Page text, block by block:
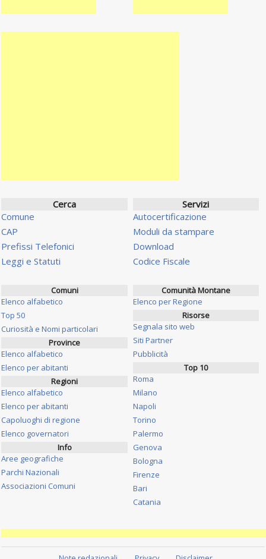
Cerca
Comune
CAP
Prefissi Telefonici
Leggi e Statuti
Servizi
Autocertificazione
Moduli da stampare
Download
Codice Fiscale
Comuni
Elenco alfabetico
Top 50
Curiosità e Nomi particolari
Province
Elenco alfabetico
Elenco per abitanti
Regioni
Elenco alfabetico
Elenco per abitanti
Capoluoghi di regione
Elenco governatori
Info
Aree geografiche
Parchi Nazionali
Associazioni Comuni
Comunità Montane
Elenco per Regione
Risorse
Segnala sito web
Siti Partner
Pubblicità
Top 10
Roma
Milano
Napoli
Torino
Palermo
Genova
Bologna
Firenze
Bari
Catania